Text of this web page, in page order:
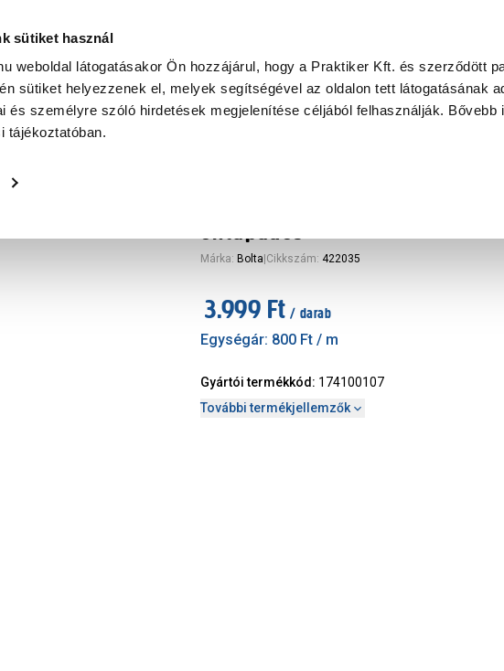
sütiket használ
weboldal látogatásakor Ön hozzájárul, hogy a Praktiker Kft. és szerződött
sütiket helyezzenek el, melyek segítségével az oldalon tett látogatásának
és személyre szóló hirdetések megjelenítése céljából felhasználják. Bővebb
tájékoztatóban.
Praktiker Professional Szakiajánló Ügyintézés és Információ
öntapadós
Márka: Bolta Cikkszám: 422035
3.999 Ft / darab
Egységár: 800 Ft / m
Gyártói termékkód : 174100107
További termékjellemzők